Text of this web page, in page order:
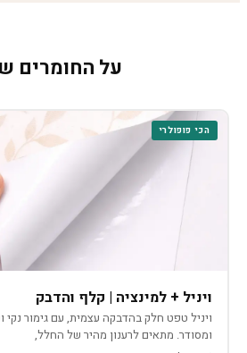
על החומרים
הכי פופולרי
ויניל + למינציה | קלף והדבק
ויניל טפט חלק בהדבקה עצמית, עם גימור נקי
ומסודר. מתאים לרענון מהיר של החלל,